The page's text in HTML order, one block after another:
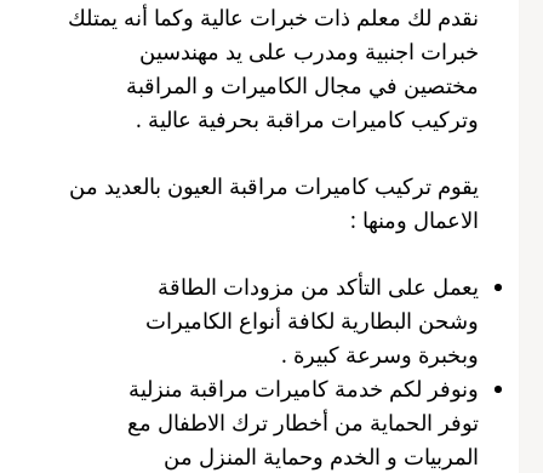
نقدم لك معلم ذات خبرات عالية وكما أنه يمتلك
خبرات اجنبية ومدرب على يد مهندسين
مختصين في مجال الكاميرات و المراقبة
وتركيب كاميرات مراقبة بحرفية عالية .
يقوم تركيب كاميرات مراقبة العيون بالعديد من
الاعمال ومنها :
يعمل على التأكد من مزودات الطاقة
وشحن البطارية لكافة أنواع الكاميرات
وبخبرة وسرعة كبيرة .
ونوفر لكم خدمة كاميرات مراقبة منزلية
توفر الحماية من أخطار ترك الاطفال مع
المربيات و الخدم وحماية المنزل من